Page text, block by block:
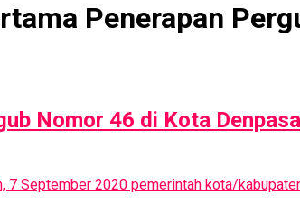
Penerapan
Nomor 46 di Kota
7 September 2020 pemerintah kota/